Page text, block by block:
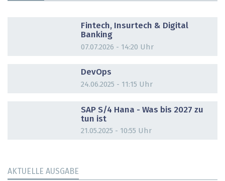
Fintech, Insurtech & Digital
Banking
07.07.2026 - 14:20 Uhr
DevOps
24.06.2025 - 11:15 Uhr
SAP S/4 Hana - Was bis 2027 zu
tun ist
21.05.2025 - 10:55 Uhr
AKTUELLE AUSGABE